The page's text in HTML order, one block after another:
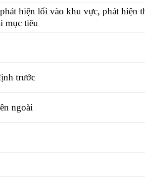
hiện lối vào khu vực, phát hiện
mục tiêu
trước
ngoài